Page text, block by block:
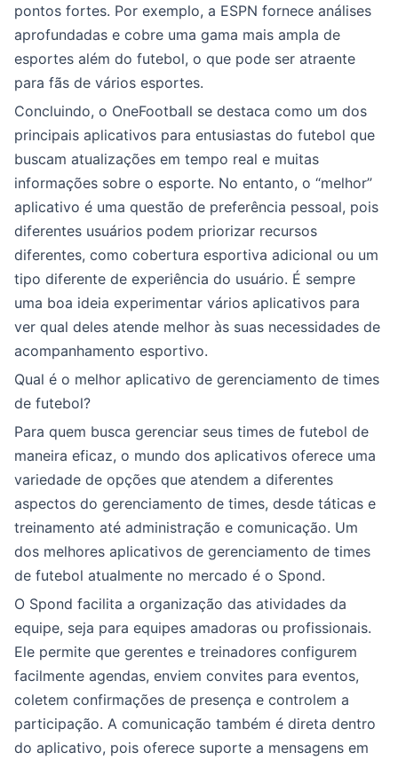
pontos fortes. Por exemplo, a ESPN fornece análises
aprofundadas e cobre uma gama mais ampla de
esportes além do futebol, o que pode ser atraente
para fãs de vários esportes.
Concluindo, o OneFootball se destaca como um dos
principais aplicativos para entusiastas do futebol que
buscam atualizações em tempo real e muitas
informações sobre o esporte. No entanto, o “melhor”
aplicativo é uma questão de preferência pessoal, pois
diferentes usuários podem priorizar recursos
diferentes, como cobertura esportiva adicional ou um
tipo diferente de experiência do usuário. É sempre
uma boa ideia experimentar vários aplicativos para
ver qual deles atende melhor às suas necessidades de
acompanhamento esportivo.
Qual é o melhor aplicativo de gerenciamento de times
de futebol?
Para quem busca gerenciar seus times de futebol de
maneira eficaz, o mundo dos aplicativos oferece uma
variedade de opções que atendem a diferentes
aspectos do gerenciamento de times, desde táticas e
treinamento até administração e comunicação. Um
dos melhores aplicativos de gerenciamento de times
de futebol atualmente no mercado é o Spond.
O Spond facilita a organização das atividades da
equipe, seja para equipes amadoras ou profissionais.
Ele permite que gerentes e treinadores configurem
facilmente agendas, enviem convites para eventos,
coletem confirmações de presença e controlem a
participação. A comunicação também é direta dentro
do aplicativo, pois oferece suporte a mensagens em